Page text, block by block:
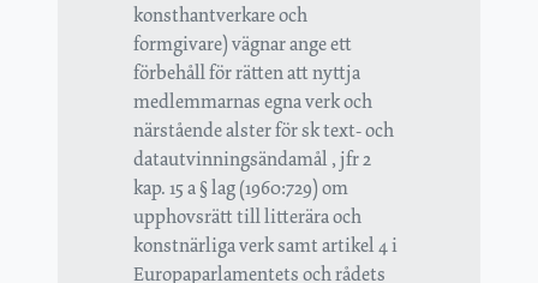
konsthantverkare och
formgivare) vägnar ange ett
förbehåll för rätten att nyttja
medlemmarnas egna verk och
närstående alster för sk text- och
datautvinningsändamål , jfr 2
kap. 15 a § lag (1960:729) om
upphovsrätt till litterära och
konstnärliga verk samt artikel 4 i
Europaparlamentets och rådets